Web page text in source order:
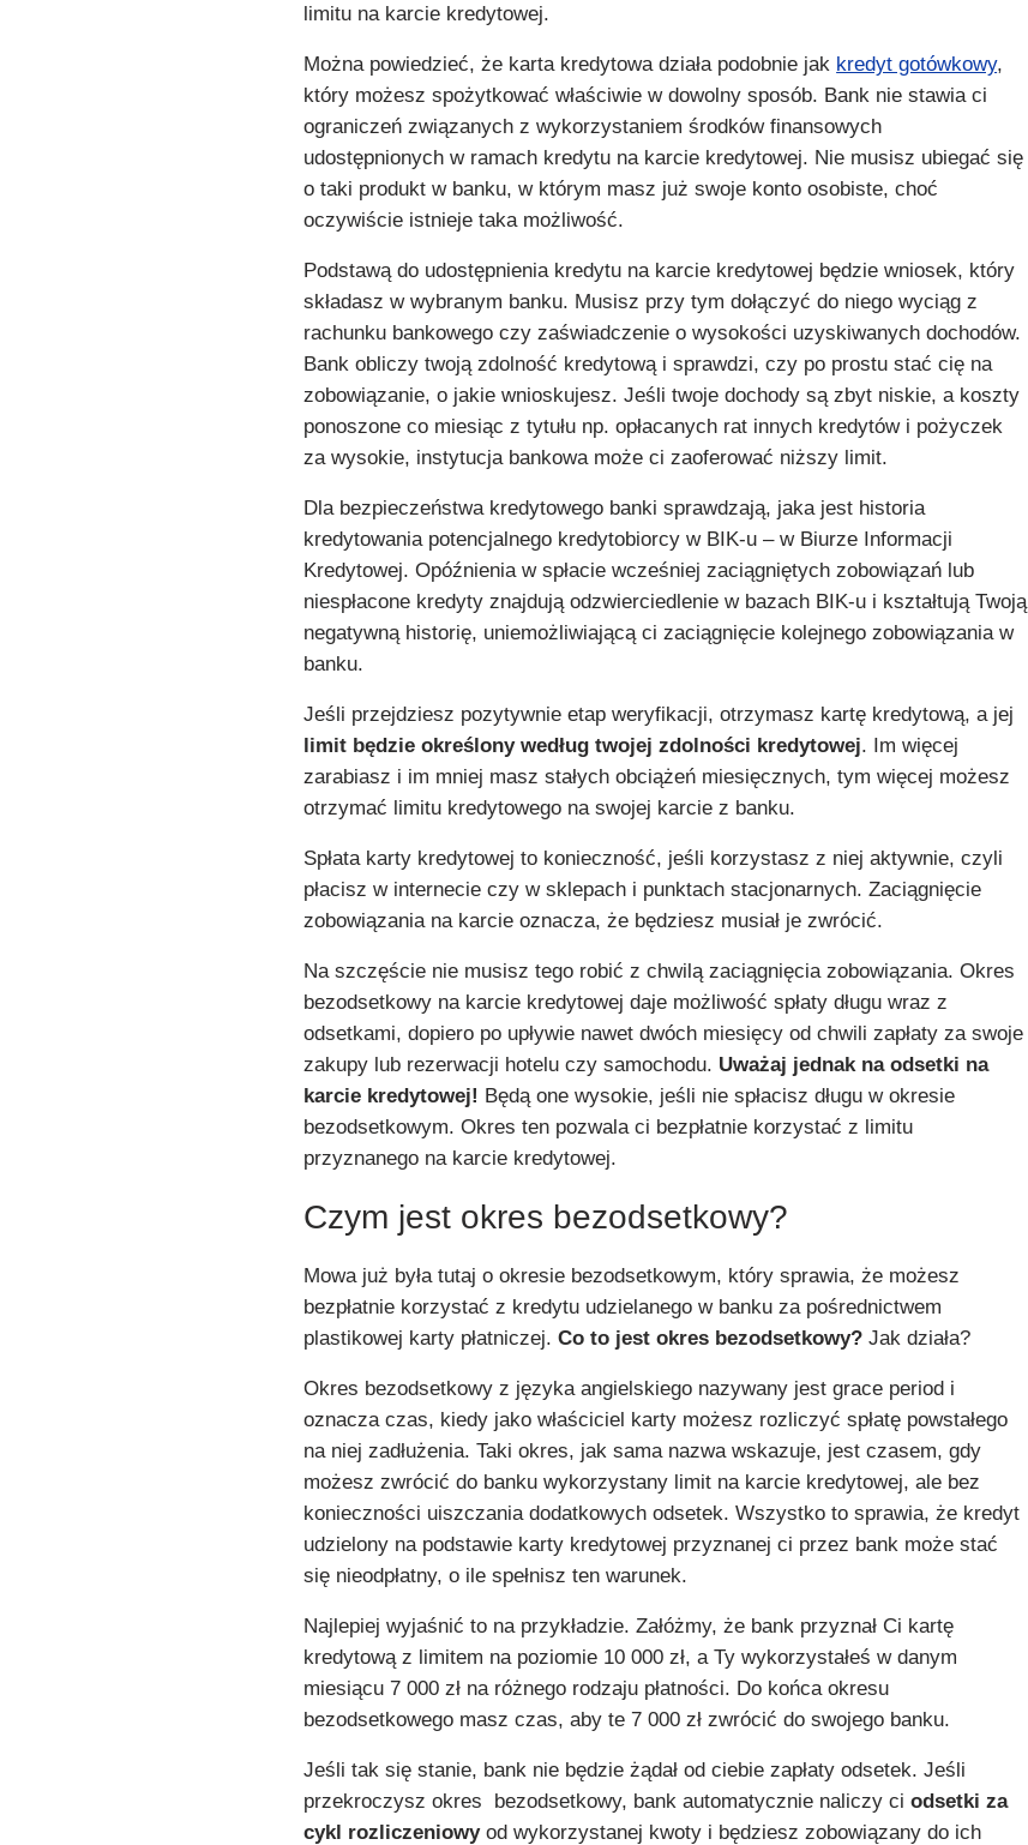
limitu na karcie kredytowej.
Można powiedzieć, że karta kredytowa działa podobnie jak kredyt gotówkowy,
który możesz spożytkować właściwie w dowolny sposób. Bank nie stawia ci
ograniczeń związanych z wykorzystaniem środków finansowych
udostępnionych w ramach kredytu na karcie kredytowej. Nie musisz ubiegać się
o taki produkt w banku, w którym masz już swoje konto osobiste, choć
oczywiście istnieje taka możliwość.
Podstawą do udostępnienia kredytu na karcie kredytowej będzie wniosek, który
składasz w wybranym banku. Musisz przy tym dołączyć do niego wyciąg z
rachunku bankowego czy zaświadczenie o wysokości uzyskiwanych dochodów.
Bank obliczy twoją zdolność kredytową i sprawdzi, czy po prostu stać cię na
zobowiązanie, o jakie wnioskujesz. Jeśli twoje dochody są zbyt niskie, a koszty
ponoszone co miesiąc z tytułu np. opłacanych rat innych kredytów i pożyczek
za wysokie, instytucja bankowa może ci zaoferować niższy limit.
Dla bezpieczeństwa kredytowego banki sprawdzają, jaka jest historia
kredytowania potencjalnego kredytobiorcy w BIK-u – w Biurze Informacji
Kredytowej. Opóźnienia w spłacie wcześniej zaciągniętych zobowiązań lub
niespłacone kredyty znajdują odzwierciedlenie w bazach BIK-u i kształtują Twoją
negatywną historię, uniemożliwiającą ci zaciągnięcie kolejnego zobowiązania w
banku.
Jeśli przejdziesz pozytywnie etap weryfikacji, otrzymasz kartę kredytową, a jej
limit będzie określony według twojej zdolności kredytowej. Im więcej
zarabiasz i im mniej masz stałych obciążeń miesięcznych, tym więcej możesz
otrzymać limitu kredytowego na swojej karcie z banku.
Spłata karty kredytowej to konieczność, jeśli korzystasz z niej aktywnie, czyli
płacisz w internecie czy w sklepach i punktach stacjonarnych. Zaciągnięcie
zobowiązania na karcie oznacza, że będziesz musiał je zwrócić.
Na szczęście nie musisz tego robić z chwilą zaciągnięcia zobowiązania. Okres
bezodsetkowy na karcie kredytowej daje możliwość spłaty długu wraz z
odsetkami, dopiero po upływie nawet dwóch miesięcy od chwili zapłaty za swoje
zakupy lub rezerwacji hotelu czy samochodu. Uważaj jednak na odsetki na
karcie kredytowej! Będą one wysokie, jeśli nie spłacisz długu w okresie
bezodsetkowym. Okres ten pozwala ci bezpłatnie korzystać z limitu
przyznanego na karcie kredytowej.
Czym jest okres bezodsetkowy?
Mowa już była tutaj o okresie bezodsetkowym, który sprawia, że możesz
bezpłatnie korzystać z kredytu udzielanego w banku za pośrednictwem
plastikowej karty płatniczej.Co to jest okres bezodsetkowy?Jak działa?
Okres bezodsetkowy z języka angielskiego nazywany jest grace period i
oznacza czas, kiedy jako właściciel karty możesz rozliczyć spłatę powstałego
na niej zadłużenia. Taki okres, jak sama nazwa wskazuje, jest czasem, gdy
możesz zwrócić do banku wykorzystany limit na karcie kredytowej, ale bez
konieczności uiszczania dodatkowych odsetek. Wszystko to sprawia, że kredyt
udzielony na podstawie karty kredytowej przyznanej ci przez bank może stać
się nieodpłatny, o ile spełnisz ten warunek.
Najlepiej wyjaśnić to na przykładzie. Załóżmy, że bank przyznał Ci kartę
kredytową z limitem na poziomie 10 000 zł, a Ty wykorzystałeś w danym
miesiącu 7 000 zł na różnego rodzaju płatności. Do końca okresu
bezodsetkowego masz czas, aby te 7 000 zł zwrócić do swojego banku.
Jeśli tak się stanie, bank nie będzie żądał od ciebie zapłaty odsetek. Jeśli
przekroczysz okres bezodsetkowy, bank automatycznie naliczy ciodsetki za
cykl rozliczeniowyod wykorzystanej kwoty i będziesz zobowiązany do ich